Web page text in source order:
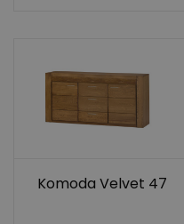
Komoda Velvet 47